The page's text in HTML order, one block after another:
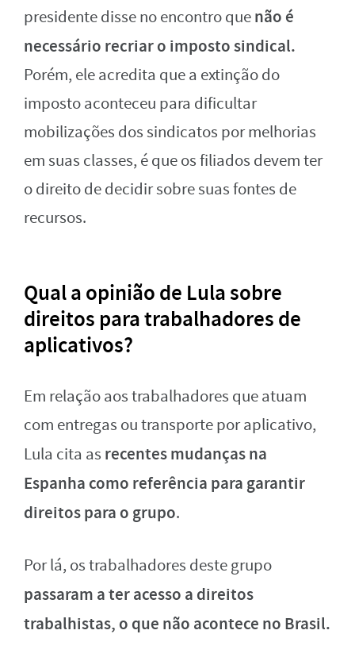
presidente disse no encontro quenão é
necessário recriar o imposto sindical.
Porém, ele acredita que a extinção do
imposto aconteceu para dificultar
mobilizações dos sindicatos por melhorias
em suas classes, é que os filiados devem ter
o direito de decidir sobre suas fontes de
recursos.
Qual a opinião de Lula sobre
direitos para trabalhadores de
aplicativos?
Em relação aos trabalhadores que atuam
com entregas ou transporte por aplicativo,
Lula cita as recentes mudanças na
Espanha como referência para garantir
direitos para o grupo.
Por lá, os trabalhadores deste grupo
passaram a ter acesso a direitos
trabalhistas, o que não acontece no Brasil.